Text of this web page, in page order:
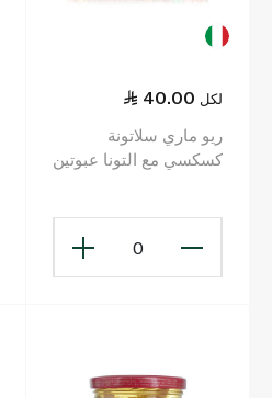
40.00 لكل
ريو ماري سلاتونة
كسكسي مع التونا عبوتين
0